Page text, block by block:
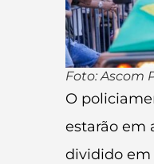
Foto: Ascom
O
estarão em
dividido em